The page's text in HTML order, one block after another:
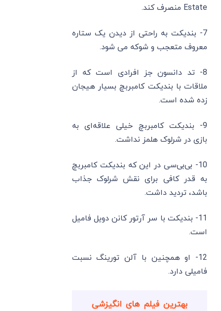
Estate منصرف کند.
7- بندیکت به راحتی از دیدن یک ستاره
معروف متعجب و شوکه می‌ شود.
8- تد دانسون جز افرادی است که از
ملاقات با بندیکت کامبربچ بسیار هیجان
‌زده شده است.
9- بندیکت کامبربچ خیلی علاقه‌ای به
بازی در شرلوک هلمز نداشت.
10- بی‌بی‌سی در این که بندیکت کامبربچ
به قدر کافی برای نقش شرلوک جذاب
باشد، تردید داشت.
11- بندیکت با سر آرتور کانن دویل فامیل
است.
12- او همچنین با آلن تورینگ نسبت
فامیلی دارد.
بهترین فیلم های انگیزشی